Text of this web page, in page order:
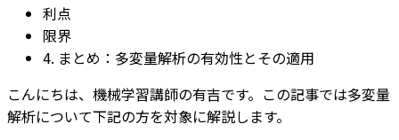
利点
限界
4. まとめ：多変量解析の有効性とその適用
こんにちは、機械学習講師の有吉です。この記事では多変量
解析について下記の方を対象に解説します。